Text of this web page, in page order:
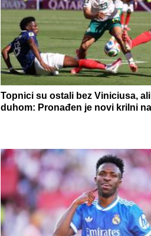
Topnici su ostali bez Viniciusa,
duhom: Pronađen je novi krilni